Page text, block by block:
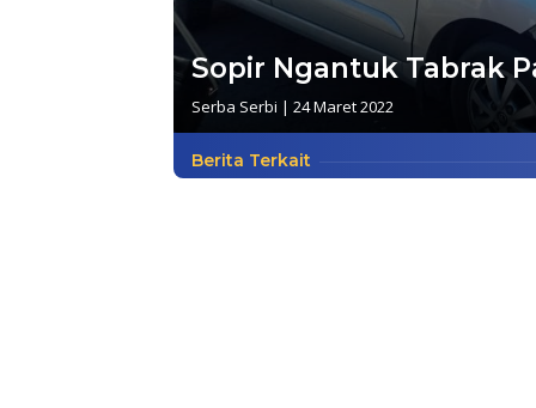
Sopir Ngantuk Tabrak
Serba Serbi | 24 Maret 2022
Berita Terkait